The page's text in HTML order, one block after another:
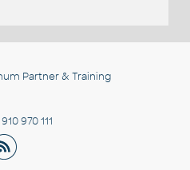
Partner & Training
970 111